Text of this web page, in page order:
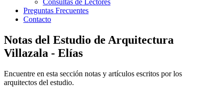
Consultas de Lectores
Preguntas Frecuentes
Contacto
Notas del Estudio de Arquitectura
Villazala - Elías
Encuentre en esta sección notas y artículos escritos por los
arquitectos del estudio.